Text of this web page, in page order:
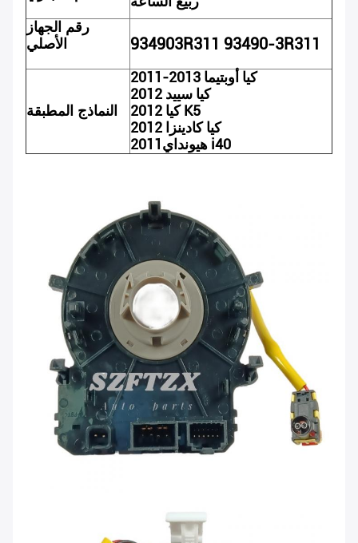
رقم الجهاز
الأصلي
934903R311 93490-3R311
النماذج المطبقة
2011-2013 كيا أوبتيما
كيا سييد 2012
2012 كيا K5
كيا كادينزا 2012
2011
هيونداي i40